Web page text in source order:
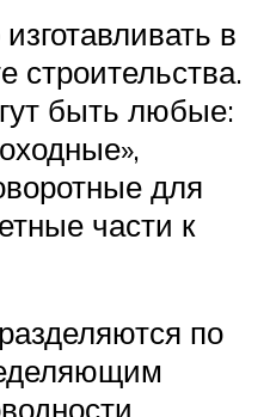
в
строительства.
быть любые:
для
части к
по